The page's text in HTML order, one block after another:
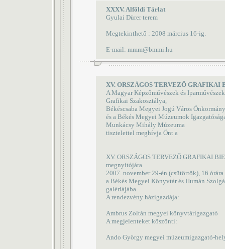
XXXV. Alföldi Tárlat
Gyulai Dürer terem
Megtekinthető : 2008 március 16-ig.
E-mail: mmm@bmmi.hu
XV. ORSZÁGOS TERVEZŐ GRAFIKAI
A Magyar Képzőművészek és
Grafikai Szakosztálya,
Békéscsaba Megyei Jogú Város
és a Békés Megyei Múzeumok
Munkácsy Mihály Múzeuma
tisztelettel meghívja Önt a
XV. ORSZÁGOS TERVEZŐ GRAFIKAI
megnyitójára
2007. november 29-én (csütörtök), 16 órára
a Békés Megyei Könyvtár és Humán
galériájába.
A rendezvény házigazdája:
Ambrus Zoltán megyei könyvtárigazgató
A megjelenteket köszönti:
Ando György megyei múzeumigazgató-